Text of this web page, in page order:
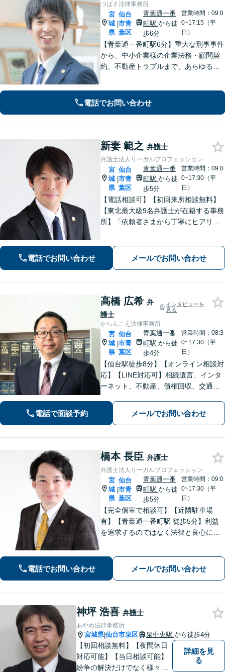
つばさ法律事務所
宮
城
県
|
仙台
市青
葉区
青葉通一番
町駅 から徒
歩6分
営業時間：09:0
0~17:15（平
日）
【青葉通一番町駅6分】重大な刑事事件
から、中小企業様の企業法務・顧問契
約、不動産トラブルまで、あらゆる法
もございます。一人で抱え込まず、ま
電話でお問い合わせ
新妻 範之 弁護士
弁護士法人リーガルプロフェッション
宮
城
県
|
仙台
市青
葉区
青葉通一番
町駅 から徒
歩5分
営業時間：09:0
0~17:30（平
日）
【電話相談可】【初回来所相談無料】
【東北最大級9名弁護士が在籍する事務
所】「依頼者さまから丁寧にヒアリン
可」多角的な視点で労働問題をサポー
ト【休日夜間相談可】【完全個室対
電話でお問い合わせ メールでお問い合わせ
高橋 広希 弁
護士
インタビューを
見る
からんこえ法律事務所
宮
城
県
|
仙台
市青
葉区
青葉通一番
町駅 から徒
歩4分
営業時間：08:3
0~17:30（平
日）
【仙台駅徒歩8分】【オンライン相談対
応】【LINE対応可】相続遺言、インタ
ーネット、不動産、債権回収、交通事
バイダ責任制限法の発信者情報開示命
令制度に対応しています。
電話で面談予約 メールでお問い合わせ
橋本 長臣 弁護士
弁護士法人リーガルプロフェッション
宮
城
県
|
仙台
市青
葉区
青葉通一番
町駅 から徒
歩5分
営業時間：09:0
0~17:30（平
日）
【完全個室で相談可】【近隣駐車場
有】【青葉通一番町駅 徒歩5分】利益
を追求するのではなく法律と良心に従
にお聞きしご要望に沿った解決をする
ように心がけています。お気軽にご相
電話でお問い合わせ メールでお問い合わせ
神坪 浩喜 弁護士
あやめ法律事務所
宮城県|仙台市泉区 泉中央駅 から徒歩4分
【初回相談無料】【夜間休日
対応可能】【当日相談可能】
紛争の解決だけでなく様々な
詳細を見
る